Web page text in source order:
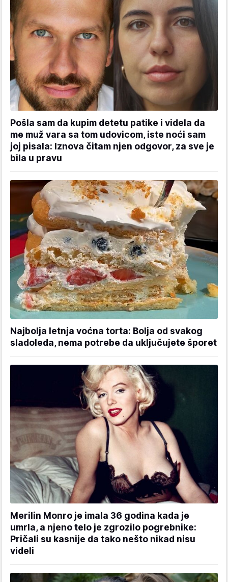
Pošla sam da kupim detetu patike i videla da
me muž vara sa tom udovicom, iste noći sam
joj pisala: Iznova čitam njen odgovor, za sve je
bila u pravu
Najbolja letnja voćna torta: Bolja od svakog
sladoleda, nema potrebe da uključujete šporet
Merilin Monro je imala 36 godina kada je
umrla, a njeno telo je zgrozilo pogrebnike:
Pričali su kasnije da tako nešto nikad nisu
videli